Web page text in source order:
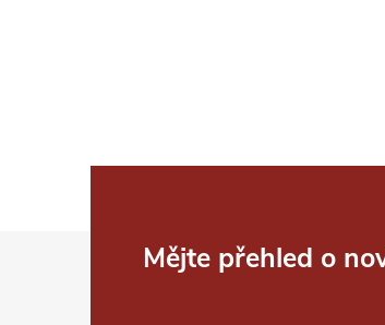
Mějte přehled o